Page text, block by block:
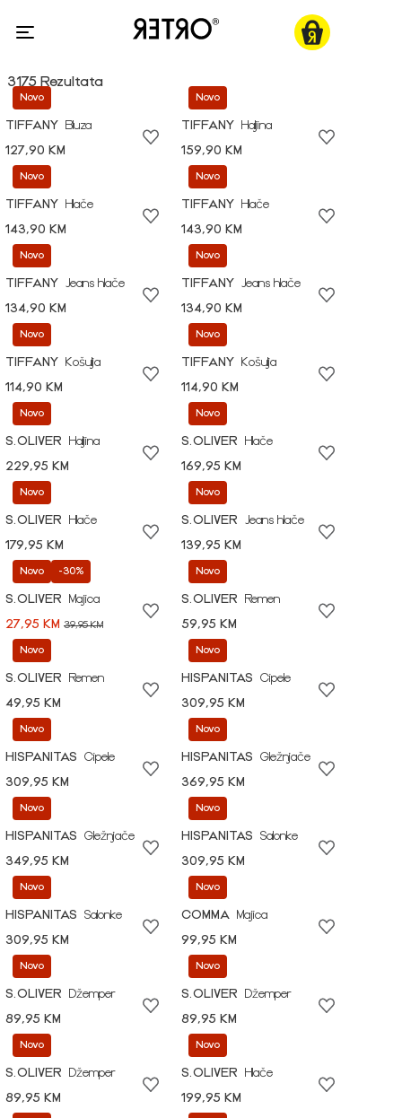
3175 Rezultata
Novo
TIFFANY
Bluza
127,90 KM
Novo
TIFFANY
Haljina
159,90 KM
Novo
TIFFANY
Hlače
143,90 KM
Novo
TIFFANY
Hlače
143,90 KM
Novo
TIFFANY
Jeans hlače
134,90 KM
Novo
TIFFANY
Jeans hlače
134,90 KM
Novo
TIFFANY
Košulja
114,90 KM
Novo
TIFFANY
Košulja
114,90 KM
Novo
S.OLIVER
Haljina
229,95 KM
Novo
S.OLIVER
Hlače
169,95 KM
Novo
S.OLIVER
Hlače
179,95 KM
Novo
S.OLIVER
Jeans hlače
139,95 KM
Novo -30%
S.OLIVER
Majica
27,95 KM 39,95 KM
Novo
S.OLIVER
Remen
59,95 KM
Novo
S.OLIVER
Remen
49,95 KM
Novo
HISPANITAS
Cipele
309,95 KM
Novo
HISPANITAS
Cipele
309,95 KM
Novo
HISPANITAS
Gležnjače
369,95 KM
Novo
HISPANITAS
Gležnjače
349,95 KM
Novo
HISPANITAS
Salonke
309,95 KM
Novo
HISPANITAS
Salonke
309,95 KM
Novo
COMMA
Majica
99,95 KM
Novo
S.OLIVER
Džemper
89,95 KM
Novo
S.OLIVER
Džemper
89,95 KM
Novo
S.OLIVER
Džemper
89,95 KM
Novo
S.OLIVER
Hlače
199,95 KM